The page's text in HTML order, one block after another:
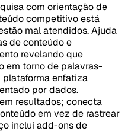
com orientação de
competitivo está
mal atendidos. Ajuda
de conteúdo e
revelando que
em torno de palavras-
enfatiza
por dados.
resultados; conecta
em vez de rastrear
inclui add-ons de